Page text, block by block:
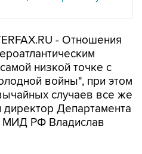
- Отношения
низкой точке с
войны", при этом
случаев все же
Департамента
МИД РФ Владислав